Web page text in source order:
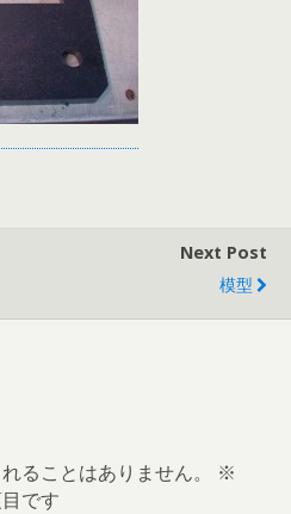
Next Post
模型
ることはありません。
※
です